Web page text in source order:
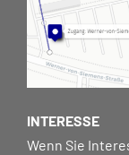
INTERESSE
Wenn Sie